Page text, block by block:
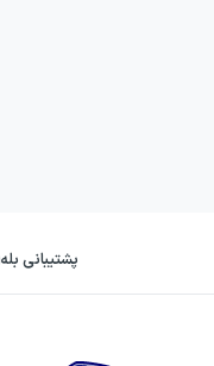
پشتیبانی بله